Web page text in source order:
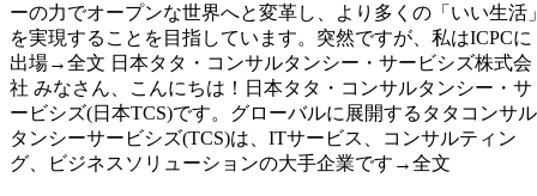
ーの力でオープンな世界へと変革し、より多くの「いい生活
を実現することを目指しています。突然ですが、私はICPCに
出場→全文 日本タタ・コンサルタンシー・サービシズ株式会
社 みなさん、こんにちは！日本タタ・コンサルタンシー・サ
ービシズ(日本TCS)です。グローバルに展開するタタコンサル
タンシーサービシズ(TCS)は、ITサービス、コンサルティン
グ、ビジネスソリューションの大手企業です→全文